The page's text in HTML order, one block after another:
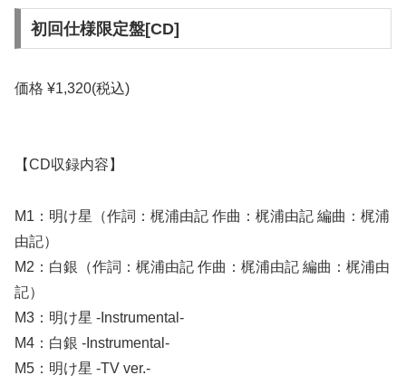
初回仕様限定盤[CD]
価格 ¥1,320(税込)
【CD収録内容】
M1：明け星（作詞：梶浦由記 作曲：梶浦由記 編曲：梶浦
由記）
M2：白銀（作詞：梶浦由記 作曲：梶浦由記 編曲：梶浦由
記）
M3：明け星 -Instrumental-
M4：白銀 -Instrumental-
M5：明け星 -TV ver.-